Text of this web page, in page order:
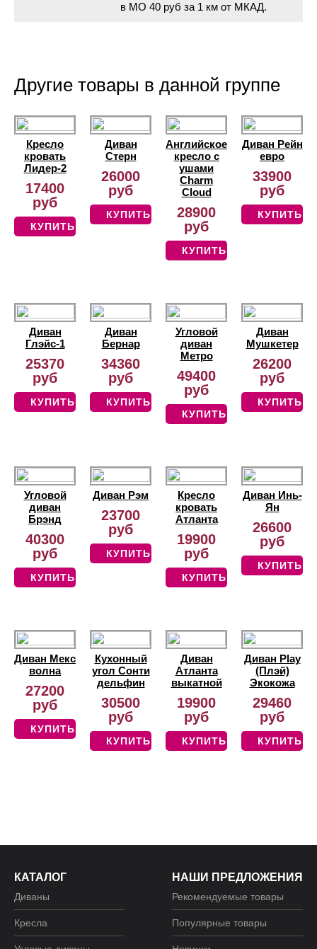
в МО 40 руб за 1 км от МКАД.
Другие товары в данной группе
Кресло
кровать
Лидер-2
17400
руб
КУПИТЬ
Диван
Стерн
26000
руб
КУПИТЬ
Английское
кресло с
ушами
Charm
Cloud
28900
руб
КУПИТЬ
Диван Рейн
евро
33900
руб
КУПИТЬ
Диван
Глэйс-1
25370
руб
КУПИТЬ
Диван
Бернар
34360
руб
КУПИТЬ
Угловой
диван
Метро
49400
руб
КУПИТЬ
Диван
Мушкетер
26200
руб
КУПИТЬ
Угловой
диван
Брэнд
40300
руб
КУПИТЬ
Диван Рэм
23700
руб
КУПИТЬ
Кресло
кровать
Атланта
19900
руб
КУПИТЬ
Диван Инь-
Ян
26600
руб
КУПИТЬ
Диван Мекс
волна
27200
руб
КУПИТЬ
Кухонный
угол Сонти
дельфин
30500
руб
КУПИТЬ
Диван
Атланта
выкатной
19900
руб
КУПИТЬ
Диван Play
(Плэй)
Экокожа
29460
руб
КУПИТЬ
КАТАЛОГ
Диваны
Кресла
НАШИ ПРЕДЛОЖЕНИЯ
Рекомендуемые товары
Популярные товары